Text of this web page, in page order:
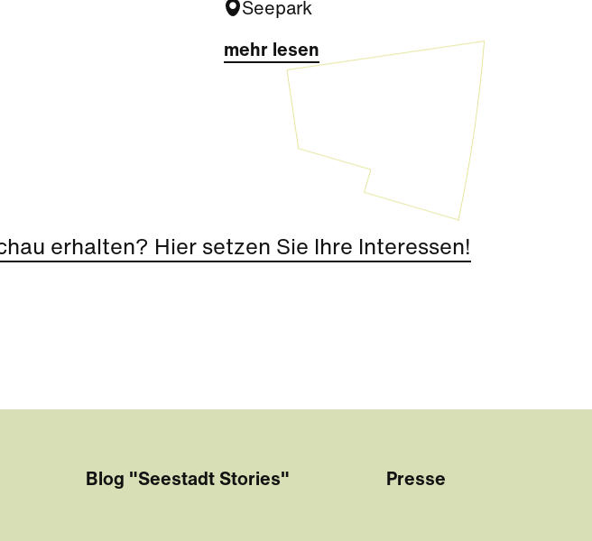
Seepark
mehr lesen
erhalten? Hier setzen Sie Ihre Interessen!
Blog "Seestadt Stories" Presse